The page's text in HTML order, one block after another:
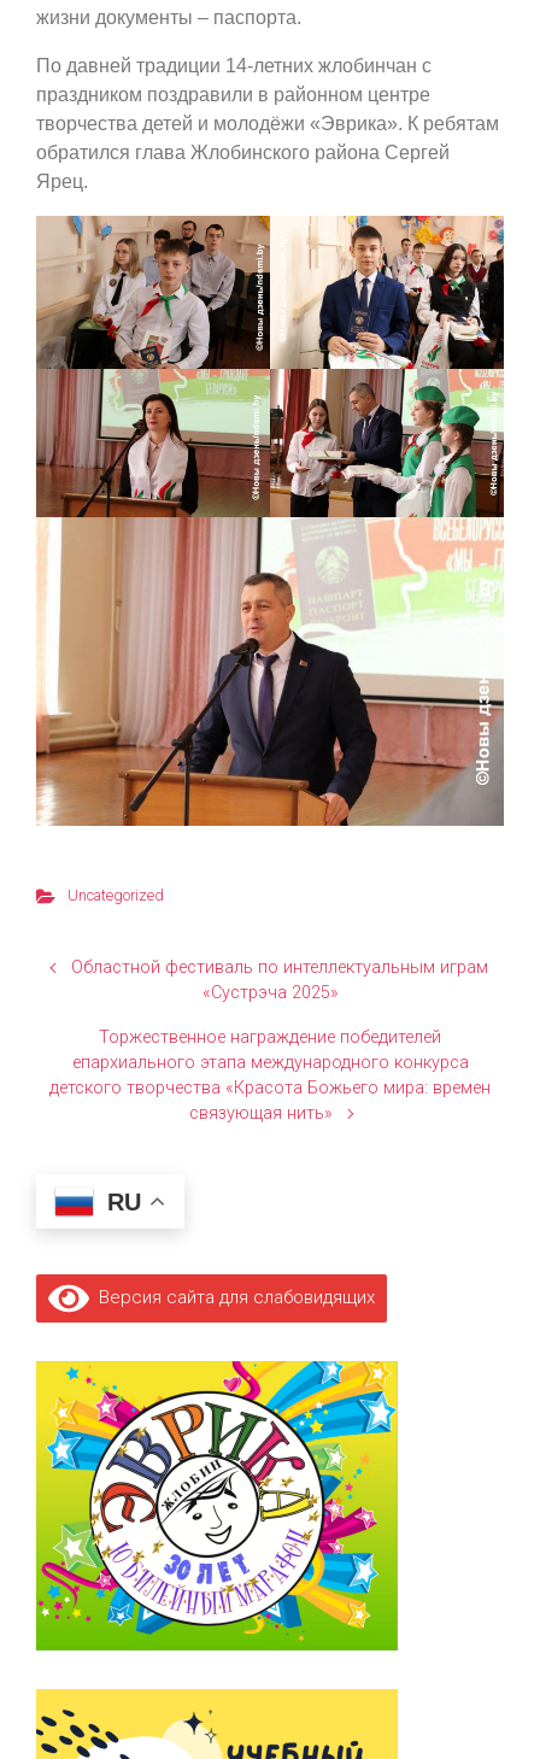
жизни документы – паспорта.
По давней традиции 14-летних жлобинчан с
праздником поздравили в районном центре
творчества детей и молодёжи «Эврика». К ребятам
обратился глава Жлобинского района Сергей
Ярец.
Uncategorized
Областной фестиваль по интеллектуальным играм
«Сустрэча 2025»
Торжественное награждение победителей
епархиального этапа международного конкурса
детского творчества «Красота Божьего мира: времен
связующая нить»
RU
Версия сайта для слабовидящих